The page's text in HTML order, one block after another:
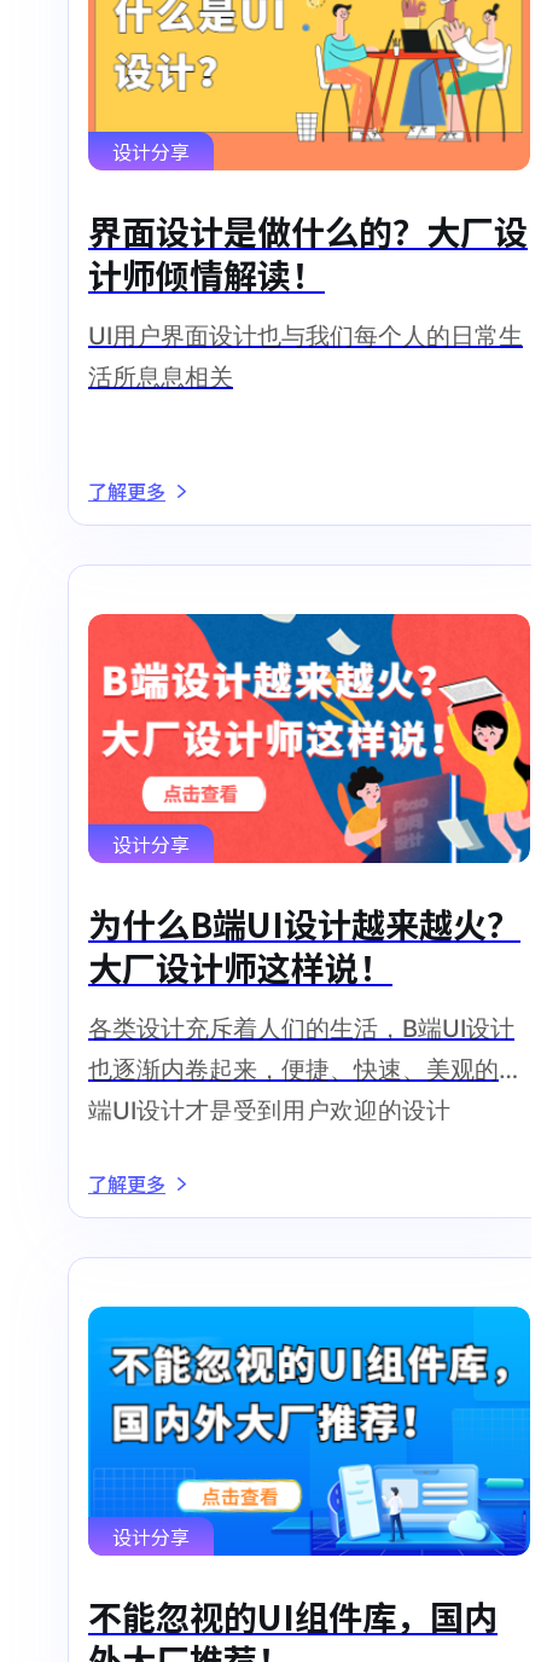
设计分享
界面设计是做什么的？大厂设
计师倾情解读！
UI用户界面设计也与我们每个人的日常生
活所息息相关
了解更多
设计分享
为什么B端UI设计越来越火？
大厂设计师这样说！
各类设计充斥着人们的生活，B端UI设计
也逐渐内卷起来，便捷、快速、美观的B
端UI设计才是受到用户欢迎的设计
了解更多
设计分享
不能忽视的UI组件库，国内